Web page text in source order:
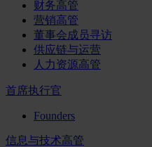
财务高管
营销高管
董事会成员寻访
供应链与运营
人力资源高管
首席执行官
Founders
信息与技术高管